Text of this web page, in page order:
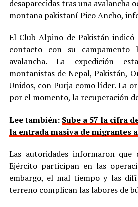
desaparecidas tras una avalancha
montaña pakistaní Pico Ancho,
El Club Alpino de Pakistán
contacto con su campamento
avalancha. La expedición
montañistas de Nepal, Pakistán,
Unidos, con Purja como líder. La
por el momento, la recuperación
Lee también: Sube a 57 la cifra
la entrada masiva de migrantes
Las autoridades informaron que
Ejército participan en las
embargo, el mal tiempo y las
terreno complican las labores de